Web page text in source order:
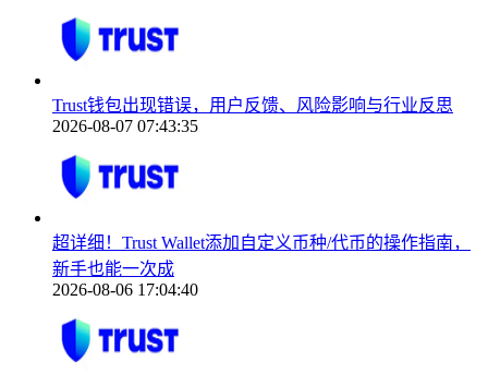
Trust钱包出现错误，用户反馈、风险影响与行业反思
2026-08-07 07:43:35
超详细！Trust Wallet添加自定义币种/代币的操作指南，
新手也能一次成
2026-08-06 17:04:40